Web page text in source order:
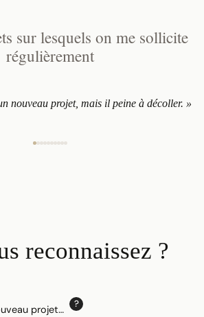
sur lesquels on me sollicite
régulièrement
nouveau projet, mais il peine à décoller. »
reconnaissez ?
projet…